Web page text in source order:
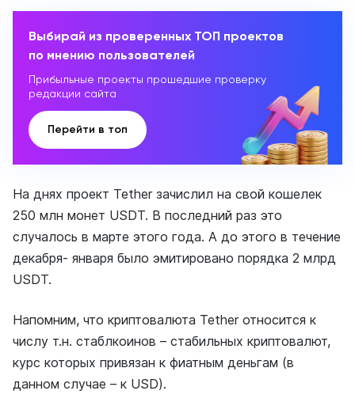
Выбирай из проверенных ТОП проектов
по мнению пользователей
Прибыльные проекты прошедшие проверку
редакции сайта
Перейти в топ
На днях проект Tether зачислил на свой кошелек
250 млн монет USDT. В последний раз это
случалось в марте этого года. А до этого в течение
декабря- января было эмитировано порядка 2 млрд
USDT.
Напомним, что криптовалюта Tether относится к
числу т.н. стаблкоинов – стабильных криптовалют,
курс которых привязан к фиатным деньгам (в
данном случае – к USD).